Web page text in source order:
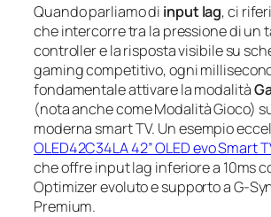
Quando parliamo di input lag, ci
che intercorre tra la pressione di un
controller e la risposta visibile su
gaming competitivo, ogni
fondamentale attivare la modalità
(nota anche come Modalità Gioco)
moderna smart TV. Un esempio
OLED42C34LA 42” OLED evo Smart
che offre input lag inferiore a 10ms
Optimizer evoluto e supporto a G-
Premium.